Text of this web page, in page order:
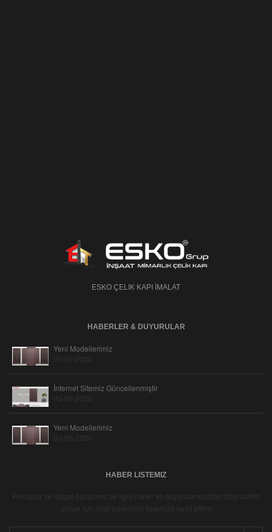
ESKO ÇELIK KAPI İMALAT
HABERLER & DUYURULAR
Yeni Modellerimiz
İnternet Sitemiz Güncellenmiştir
Yeni Modellerimiz
HABER LISTEMIZ